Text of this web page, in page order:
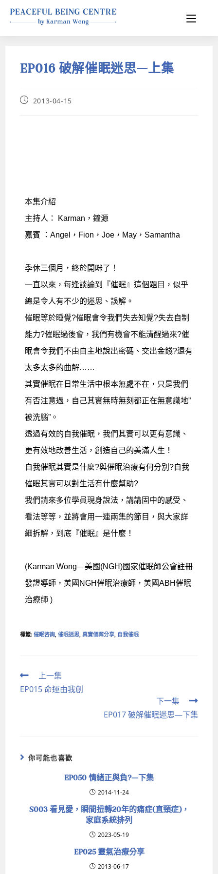
EP016 破解催眠迷思—上集
2013-04-15
本集介紹
主持人： Karman，鐘源
嘉賓 ：Angel，Fion，Joe，May，Samantha
季休三個月，終於開咪了！
一直以來，每逢談論到『催眠』這個題目，似乎
總是令人有不少的迷思、誤解。
催眠等於睡覺?催眠會令我們失去知覺?失去自制
能力?催眠過後會，我們有機會不能清醒過來?催
眠會令我們不由自主地說出密碼、交出金錢?還有
太多太多的曲解……
其實催眠在日常生活中根本無處不在，只是我們
有否注意過，自己其實無時無刻都正在無意識地”
被洗腦”。
透過有效的自我催眠，我們其實可以更有意識、
更有效地改善生活，創造自己的美滿人生！
自我催眠其實是什麼?與催眠治療有何分別?自我
催眠其實可以對生活有什麼幫助?
我們請來多位學員現身說法，講講固中的感受、
看法等等，並將會用一連兩集的節目，與大家詳
細拆解，到底『催眠』是什麼！
(Karman Wong—美國(NGH)國家催眠師公會註冊
發證導師，美國NGH催眠治療師，美國ABH催眠
治療師 )
標籤:催眠咨詢, 催眠迷思, 真實個案分享, 自我催眠
上一集
EP015 命運由我創
下一集
EP017 破解催眠迷思—下集
你可能也喜歡
EP050 情緒正與負?—下集
2014-11-24
S003 看見愛，瞬間扭轉20年的痛症(直頸症)，
家庭系統排列
2023-05-19
EP025 靈氣治療分享
2013-06-17